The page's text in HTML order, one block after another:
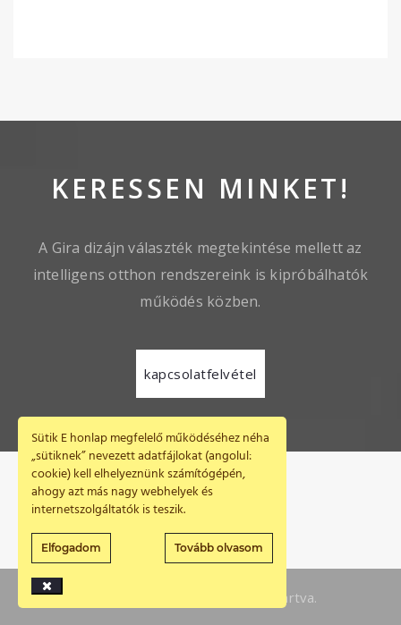
KERESSEN MINKET!
A Gira dizájn választék megtekintése mellett az
intelligens otthon rendszereink is kipróbálhatók
működés közben.
kapcsolatfelvétel
© Gira 2021 - Minden jog fenntartva.
Sütik E honlap megfelelő működéséhez néha
„sütiknek” nevezett adatfájlokat (angolul:
cookie) kell elhelyeznünk számítógépén,
ahogy azt más nagy webhelyek és
internetszolgáltatók is teszik.
Elfogadom Tovább olvasom